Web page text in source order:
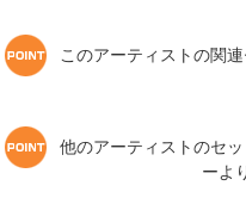
このアーティストの関
他のアーティストのセ
ーよ